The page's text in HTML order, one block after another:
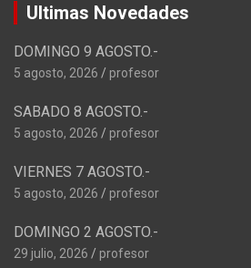
Ultimas Novedades
DOMINGO 9 AGOSTO.-
5 agosto, 2026 profesor
SABADO 8 AGOSTO.-
5 agosto, 2026 profesor
VIERNES 7 AGOSTO.-
5 agosto, 2026 profesor
DOMINGO 2 AGOSTO.-
29 julio, 2026 profesor